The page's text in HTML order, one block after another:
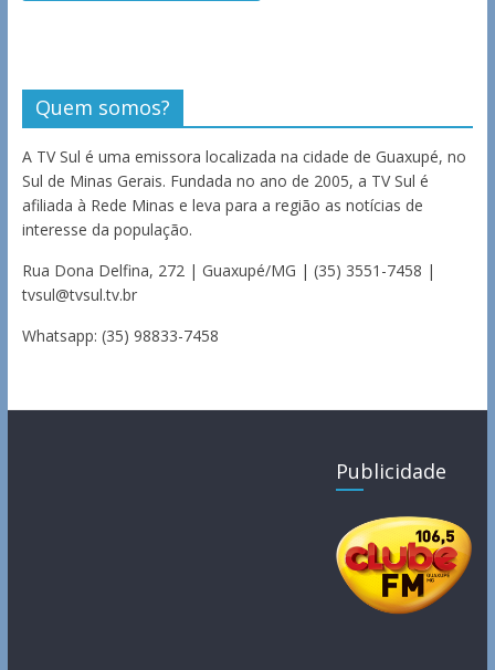
Quem somos?
A TV Sul é uma emissora localizada na cidade de Guaxupé, no
Sul de Minas Gerais. Fundada no ano de 2005, a TV Sul é
afiliada à Rede Minas e leva para a região as notícias de
interesse da população.
Rua Dona Delfina, 272 | Guaxupé/MG | (35) 3551-7458 |
tvsul@tvsul.tv.br
Whatsapp: (35) 98833-7458
Publicidade